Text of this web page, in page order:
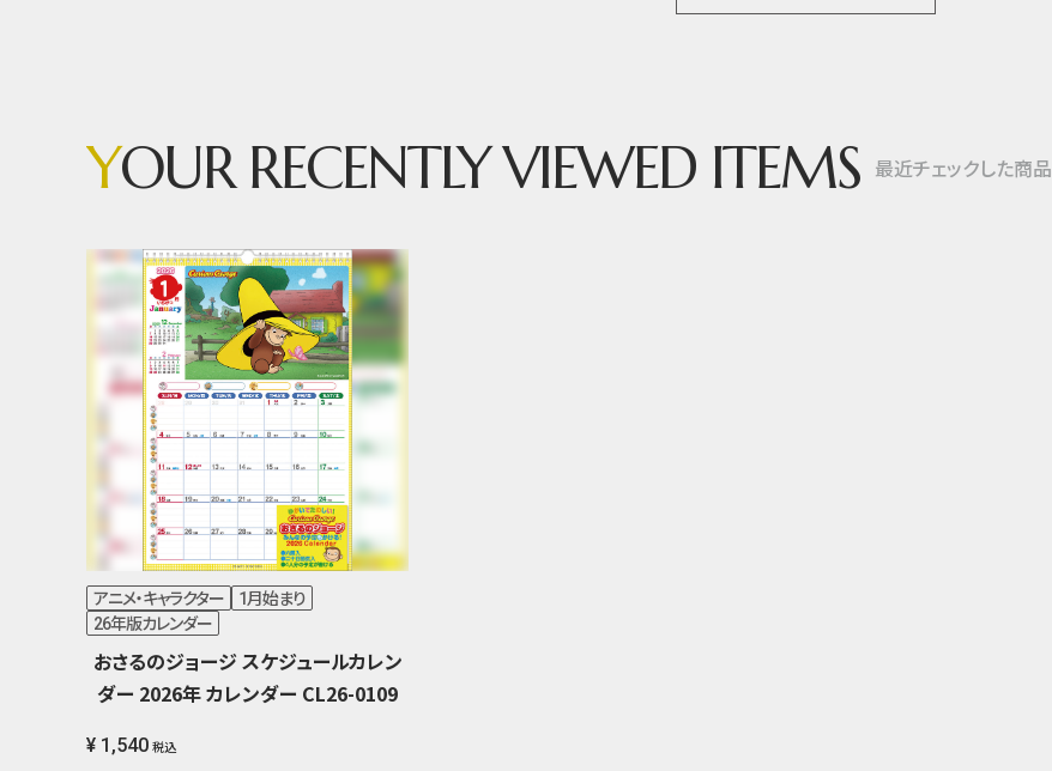
YOUR RECENTLY VIEWED ITEMS 最近チェックした商品
アニメ・キャラクター
1月始まり
26年版カレンダー
おさるのジョージ スケジュールカレン
ダー 2026年 カレンダー CL26-0109
¥ 1,540 税込